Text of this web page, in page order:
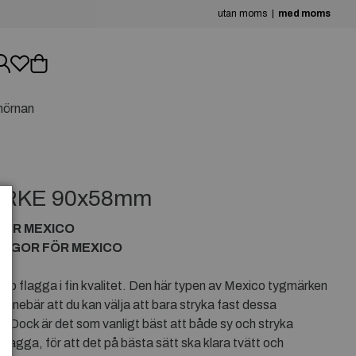
utan moms med moms
90x58mm
MEXICO
FÖR MEXICO
flagga i fin kvalitet. Den här typen av Mexico tygmärken
att du kan välja att bara stryka fast dessa
Dock är det som vanligt bäst att både sy och stryka
för att det på bästa sätt ska klara tvätt och